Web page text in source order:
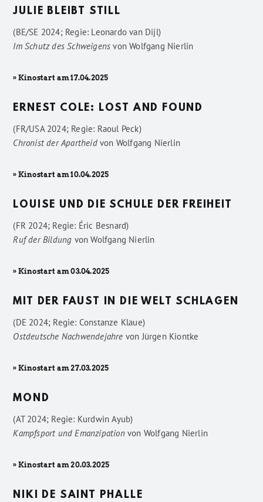
JULIE BLEIBT STILL
(BE/SE 2024; Regie: Leonardo van Dijl)
Im Schutz des Schweigens vonWolfgang Nierlin
» Kinostart am 17.04.2025
ERNEST COLE: LOST AND FOUND
(FR/USA 2024; Regie: Raoul Peck)
Chronist der Apartheidvon Wolfgang Nierlin
» Kinostart am 10.04.2025
LOUISE UND DIE SCHULE DER FREIHEIT
(FR 2024; Regie: Éric Besnard)
Ruf der Bildung vonWolfgang Nierlin
» Kinostart am 03.04.2025
MIT DER FAUST IN DIE WELT SCHLAGEN
(DE 2024; Regie: Constanze Klaue)
Ostdeutsche Nachwendejahre von Jürgen Kiontke
» Kinostart am 27.03.2025
MOND
(AT 2024; Regie: Kurdwin Ayub)
Kampfsport und Emanzipationvon Wolfgang Nierlin
» Kinostart am 20.03.2025
NIKI DE SAINT PHALLE